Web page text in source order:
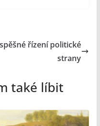
řízení politické
strany
také líbit